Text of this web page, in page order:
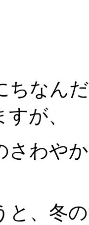
ちなん
が、
さわや
と、冬